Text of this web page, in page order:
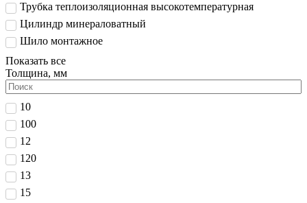
Трубка теплоизоляционная высокотемпературная
Цилиндр минераловатный
Шило монтажное
Показать все
Толщина, мм
10
100
12
120
13
15